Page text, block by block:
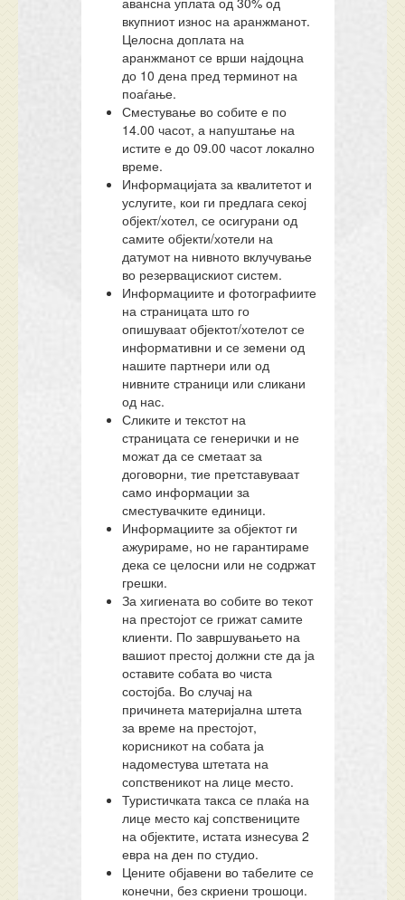
вкупниот износ на аранжманот.
Целосна доплата на
аранжманот се врши најдоцна
до 10 дена пред терминот на
поаѓање.
Сместување во собите е по
14.00 часот, а напуштање на
истите е до 09.00 часот локално
време.
Информацијата за квалитетот и
услугите, кои ги предлага секој
објект/хотел, се осигурани од
самите објекти/хотели на
датумот на нивното вклучување
во резервацискиот систем.
Информациите и фотографиите
на страницата што го
опишуваат објектот/хотелот се
информативни и се земени од
нашите партнери или од
нивните страници или сликани
од нас.
Сликите и текстот на
страницата се генерички и не
можат да се сметаат за
договорни, тие претставуваат
само информации за
сместувачките единици.
Информациите за објектот ги
ажурираме, но не гарантираме
дека се целосни или не содржат
грешки.
За хигиената во собите во текот
на престојот се грижат самите
клиенти. По завршувањето на
вашиот престој должни сте да ја
оставите собата во чиста
состојба. Во случај на
причинета материјална штета
за време на престојот,
корисникот на собата ја
надоместува штетата на
сопственикот на лице место.
Туристичката такса се плаќа на
лице место кај сопствениците
на објектите, истата изнесува 2
евра на ден по студио.
Цените објавени во табелите се
конечни, без скриени трошоци.